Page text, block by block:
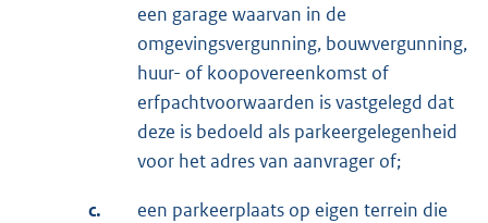
een garage waarvan in de
omgevingsvergunning, bouwvergunning,
huur- of koopovereenkomst of
erfpachtvoorwaarden is vastgelegd dat
deze is bedoeld als parkeergelegenheid
voor het adres van aanvrager of;
c.
een parkeerplaats op eigen terrein die